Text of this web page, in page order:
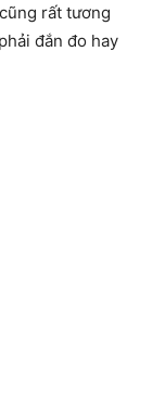
rất tương
đắn đo hay